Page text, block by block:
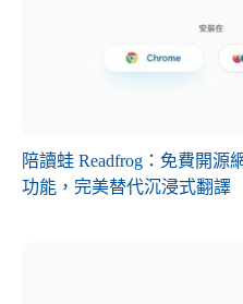
陪讀蛙 Readfrog：免費開源
功能，完美替代沉浸式翻譯